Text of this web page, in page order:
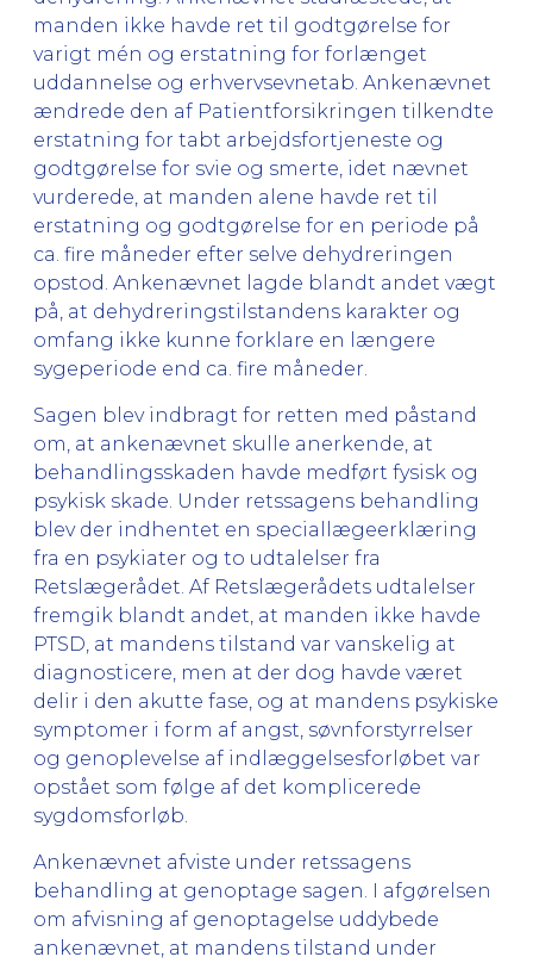
manden ikke havde ret til godtgørelse for
varigt mén og erstatning for forlænget
uddannelse og erhvervsevnetab. Ankenævnet
ændrede den af Patientforsikringen tilkendte
erstatning for tabt arbejdsfortjeneste og
godtgørelse for svie og smerte, idet nævnet
vurderede, at manden alene havde ret til
erstatning og godtgørelse for en periode på
ca. fire måneder efter selve dehydreringen
opstod. Ankenævnet lagde blandt andet vægt
på, at dehydreringstilstandens karakter og
omfang ikke kunne forklare en længere
sygeperiode end ca. fire måneder.
Sagen blev indbragt for retten med påstand
om, at ankenævnet skulle anerkende, at
behandlingsskaden havde medført fysisk og
psykisk skade. Under retssagens behandling
blev der indhentet en speciallægeerklæring
fra en psykiater og to udtalelser fra
Retslægerådet. Af Retslægerådets udtalelser
fremgik blandt andet, at manden ikke havde
PTSD, at mandens tilstand var vanskelig at
diagnosticere, men at der dog havde været
delir i den akutte fase, og at mandens psykiske
symptomer i form af angst, søvnforstyrrelser
og genoplevelse af indlæggelsesforløbet var
opstået som følge af det komplicerede
sygdomsforløb.
Ankenævnet afviste under retssagens
behandling at genoptage sagen. I afgørelsen
om afvisning af genoptagelse uddybede
ankenævnet, at mandens tilstand under